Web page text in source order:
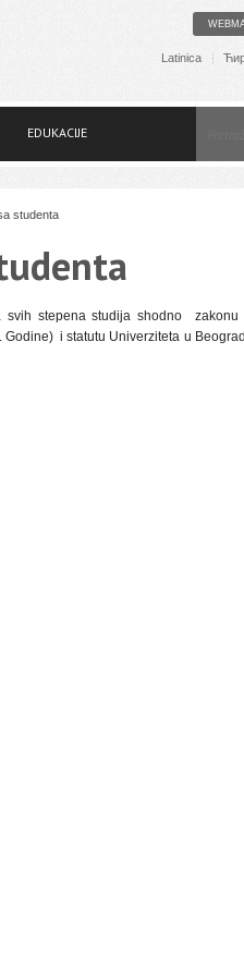
Latinica
EDUKACIJE
studenta
svih stepena studija shodno
i statutu Univerziteta u